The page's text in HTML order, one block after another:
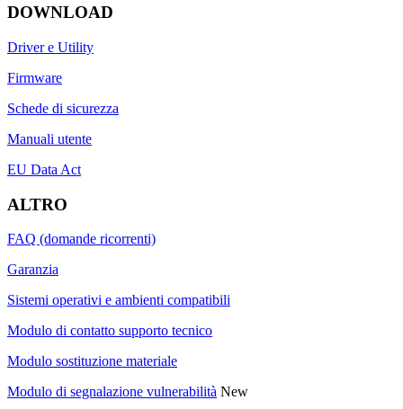
DOWNLOAD
Driver e Utility
Firmware
Schede di sicurezza
Manuali utente
EU Data Act
ALTRO
FAQ (domande ricorrenti)
Garanzia
Sistemi operativi e ambienti compatibili
Modulo di contatto supporto tecnico
Modulo sostituzione materiale
Modulo di segnalazione vulnerabilità New